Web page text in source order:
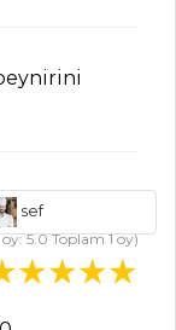
sef
oy:5.0Toplam1oy)